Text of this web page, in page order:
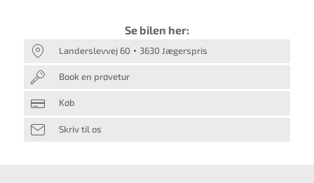
Se bilen her:
Landerslevvej 60 3630 Jægerspris
Book en prøvetur
Køb
Skriv til os